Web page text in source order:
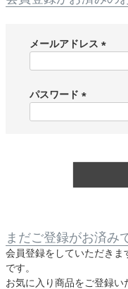
メールアドレス
)
パスワード
まだご登録がお済み
会員登録をしていただきま
です。
お気に入り商品をご登録い